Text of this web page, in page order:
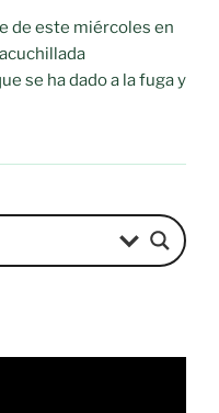
de este miércoles en
se ha dado a la fuga y